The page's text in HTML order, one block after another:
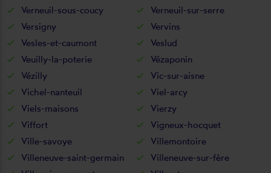
Verneuil-sous-coucy
Verneuil-sur-serre
Versigny
Vervins
Vesles-et-caumont
Veslud
Veuilly-la-poterie
Vézaponin
Vézilly
Vic-sur-aisne
Vichel-nanteuil
Viel-arcy
Viels-maisons
Vierzy
Viffort
Vigneux-hocquet
Ville-savoye
Villemontoire
Villeneuve-saint-germain
Villeneuve-sur-fère